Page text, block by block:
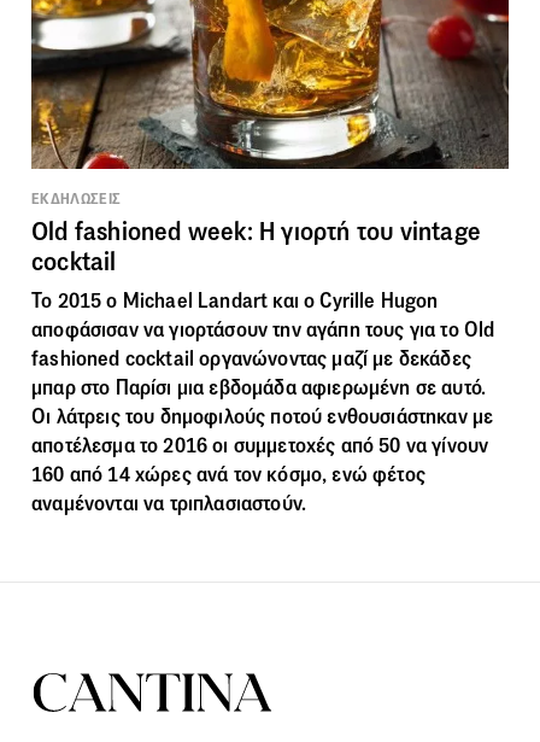
ΕΚΔΗΛΩΣΕΙΣ
Old fashioned week: H γιορτή του vintage
cocktail
Το 2015 ο Michael Landart και o Cyrille Hugon
αποφάσισαν να γιορτάσουν την αγάπη τους για το Old
fashioned cocktail οργανώνοντας μαζί με δεκάδες
μπαρ στο Παρίσι μια εβδομάδα αφιερωμένη σε αυτό.
Οι λάτρεις του δημοφιλούς ποτού ενθουσιάστηκαν με
αποτέλεσμα το 2016 οι συμμετοχές από 50 να γίνουν
160 από 14 χώρες ανά τον κόσμο, ενώ φέτος
αναμένονται να τριπλασιαστούν.